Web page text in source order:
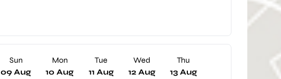
Sun
09 Aug
Mon
10 Aug
Tue
11 Aug
Wed
12 Aug
Thu
13 Aug